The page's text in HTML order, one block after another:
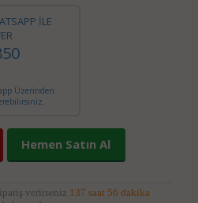
İLE
Üzerinden
Hemen Satın Al
verirseniz 137 saat 56 dakika